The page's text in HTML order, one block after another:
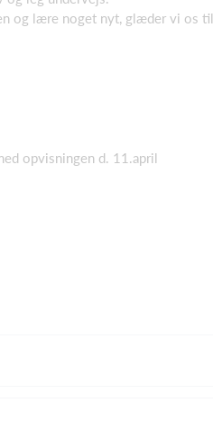
og lære noget nyt, glæder vi os
opvisningen d. 11.april